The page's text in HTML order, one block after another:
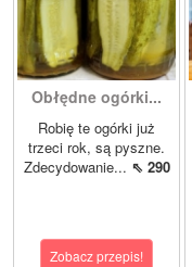
Obłędne ogórki...
Robię te ogórki już
trzeci rok, są pyszne.
Zdecydowanie... ⇖ 290
Zobacz przepis!